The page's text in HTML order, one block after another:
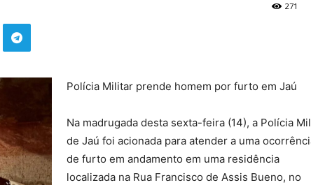
271
Polícia Militar prende homem por furto em Jaú
Na madrugada desta sexta-feira (14), a Polícia
de Jaú foi acionada para atender a uma
de furto em andamento em uma residência
localizada na Rua Francisco de Assis Bueno, no